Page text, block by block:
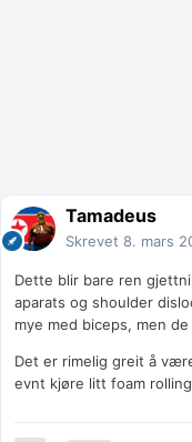
Tamadeus
Skrevet 8. mars
Dette blir bare ren
aparats og shoulder
mye med biceps, men
Det er rimelig greit å
evnt kjøre litt foam